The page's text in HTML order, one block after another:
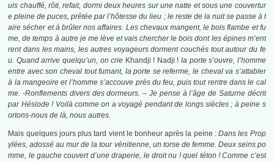
uis chauffé, rôti, refait, dormi deux heures sur une natte et sous une couvertur
e pleine de puces, prêtée par l’hôtesse du lieu ; le reste de la nuit se passe à f
aire sécher et à brûler nos affaires. Les chevaux mangent, le bois flambe et fu
me, de temps à autre je me lève et vais chercher le bois dont les épines m’ent
rent dans les mains, les autres voyageurs dorment couchés tout autour du fe
u. Quand arrive quelqu’un, on crie Khandji ! Nadji ! la porte s’ouvre, l’homme
entre avec son cheval tout fumant, la porte se referme, le cheval va s’attabler
à la mangeoire et l’homme s’accouve près du feu, puis tout rentre dans le cal
me. -Ronflements divers des dormeurs. – Je pense à l’âge de Saturne décrit
par Hésiode ! Voilà comme on a voyagé pendant de longs siècles ; à peine s
ortons-nous de là, nous autres.
Mais quelques jours plus tard vient le bonheur après la peine :Dans les Prop
ylées, adossé au mur de la tour vénitienne, un torse de femme. Deux seins po
mme, le gauche couvert d’une draperie, le droit nu ! quel téton ! Comme c’est